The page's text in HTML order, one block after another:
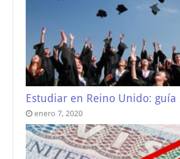
Estudiar en Reino Unido: guía
enero 7, 2020